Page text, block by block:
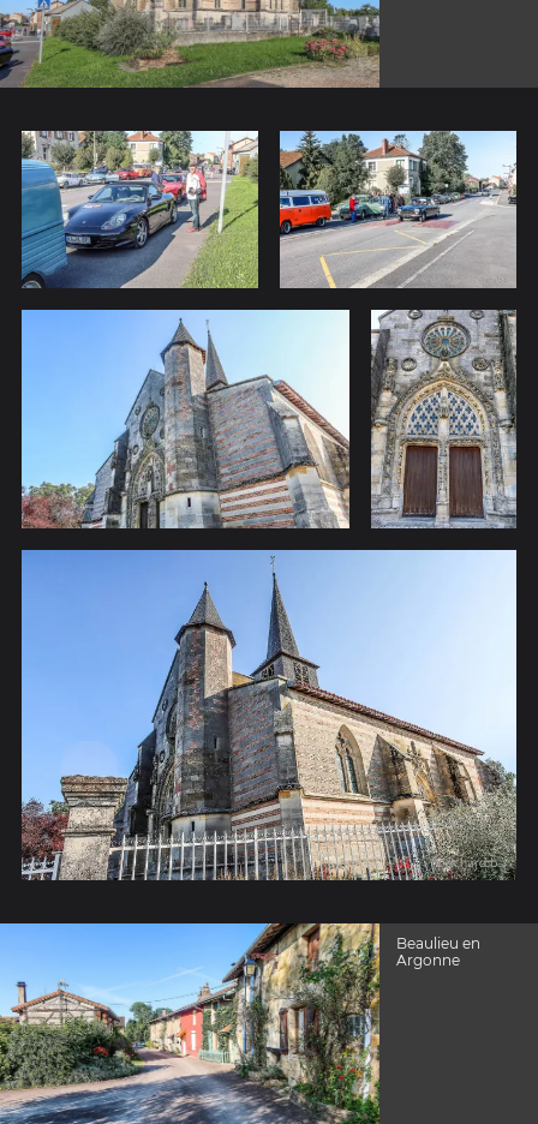
Beaulieu en
Argonne